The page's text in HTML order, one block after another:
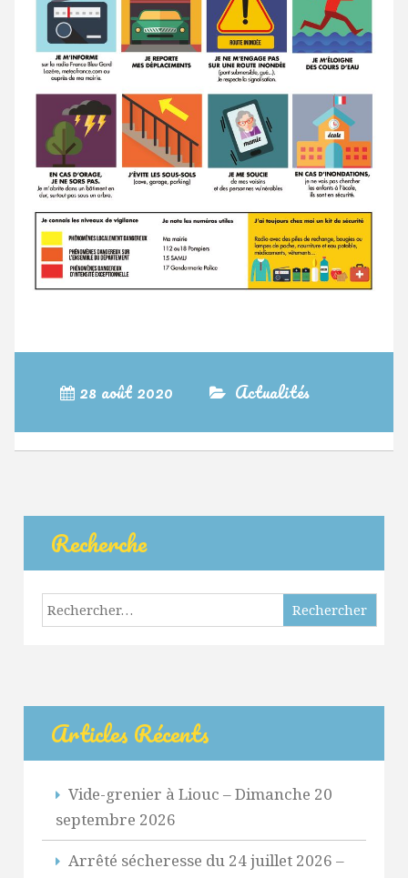
28 août 2020 Actualités
Recherche
Rechercher :
Articles Récents
Vide-grenier à Liouc – Dimanche 20
septembre 2026
Arrêté sécheresse du 24 juillet 2026 –